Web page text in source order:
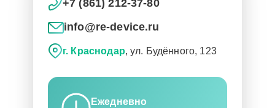
+7 (861) 212-37-80
info@re-device.ru
г. Краснодар, ул. Будённого, 123
Ежедневно